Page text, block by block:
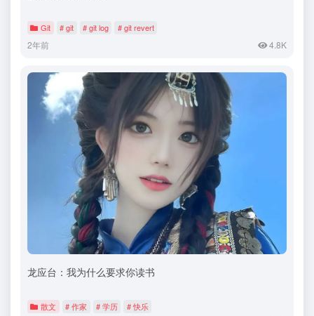
Git # git # git log # git revert
2年前 4.8K
龙应台：我为什么要求你读书
散文 # 作家 # 学历 # 快乐